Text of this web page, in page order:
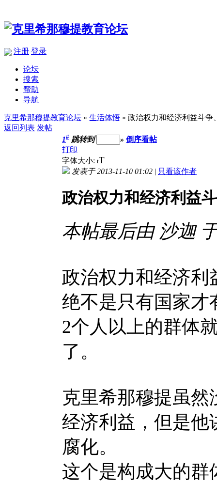
注册 登录
论坛
搜索
帮助
导航
克里希那穆提教育论坛 » 生活体悟 » 政治权力和经济利益斗争
返回列表 发帖
1# 跳转到 » 倒序看帖
打印
字体大小: tT
发表于 2013-11-10 01:02 | 只看该作者
政治权力和经济利益
本帖最后由 沙迦
政治权力和经济利
绝不是只有国家才
2个人以上的群体
了。
克里希那穆提虽
经济利益，但是
腐化。
这个是构成大的群